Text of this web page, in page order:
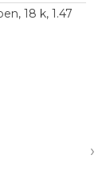
18 k, 1.47
›